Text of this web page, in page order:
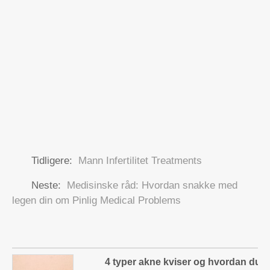
Tidligere: Mann Infertilitet Treatments
Neste:
Medisinske råd: Hvordan snakke med
legen din om Pinlig Medical Problems
4 typer akne kviser og hvordan du